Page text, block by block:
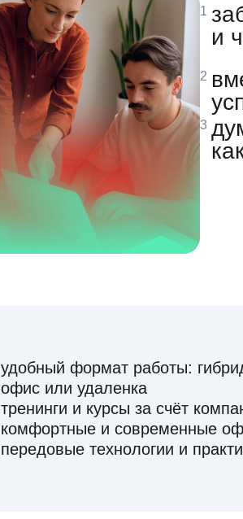
и
удобный формат работы:
офис или удаленка
тренинги и курсы за счёт
комфортные и современные
передовые технологии и